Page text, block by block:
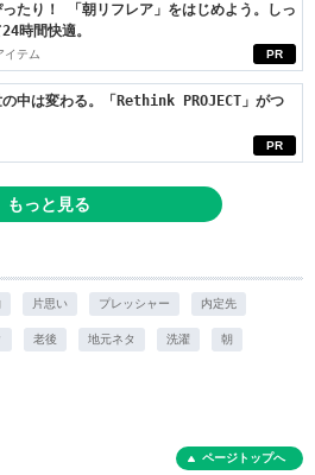
PR
たり！ 「朝リフレア」をはじめよう。しっ
時間快適。
イテム
PR
中は変わる。「Rethink PROJECT」がつ
もっと見る
片思い プレッシャー 内定先
老後 地元ネタ 洗濯 朝
ページトップへ